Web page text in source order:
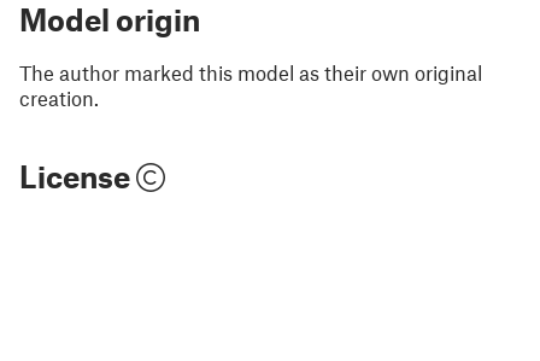
Model origin
The author marked this model as their own original
creation.
License